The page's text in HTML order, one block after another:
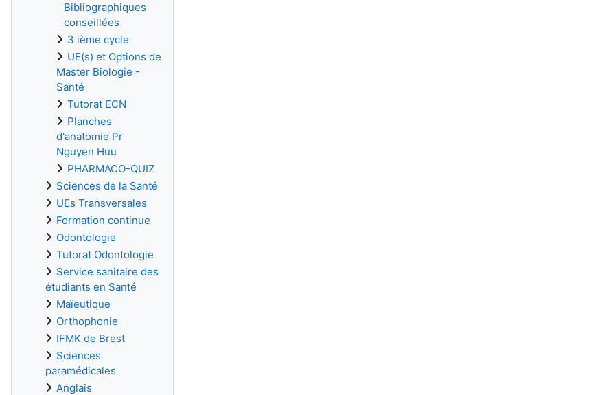
Bibliographiques
conseillées
3 ième cycle
UE(s) et Options de
Master Biologie -
Santé
Tutorat ECN
Planches
d'anatomie Pr
Nguyen Huu
PHARMACO-QUIZ
Sciences de la Santé
UEs Transversales
Formation continue
Odontologie
Tutorat Odontologie
Service sanitaire des
étudiants en Santé
Maïeutique
Orthophonie
IFMK de Brest
Sciences
paramédicales
Anglais